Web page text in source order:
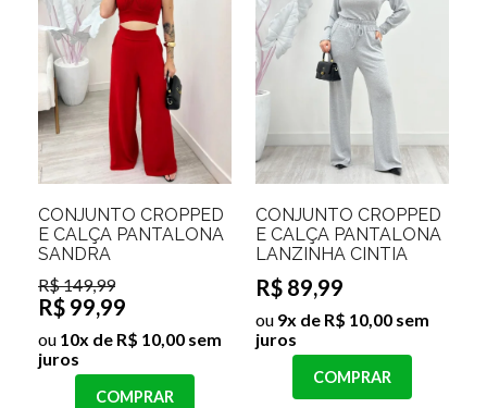
CONJUNTO CROPPED
E CALÇA PANTALONA
SANDRA
R$ 149,99
R$ 99,99
ou 10x de R$ 10,00 sem
juros
COMPRAR
CONJUNTO CROPPED
E CALÇA PANTALONA
LANZINHA CINTIA
R$ 89,99
ou 9x de R$ 10,00 sem
juros
COMPRAR